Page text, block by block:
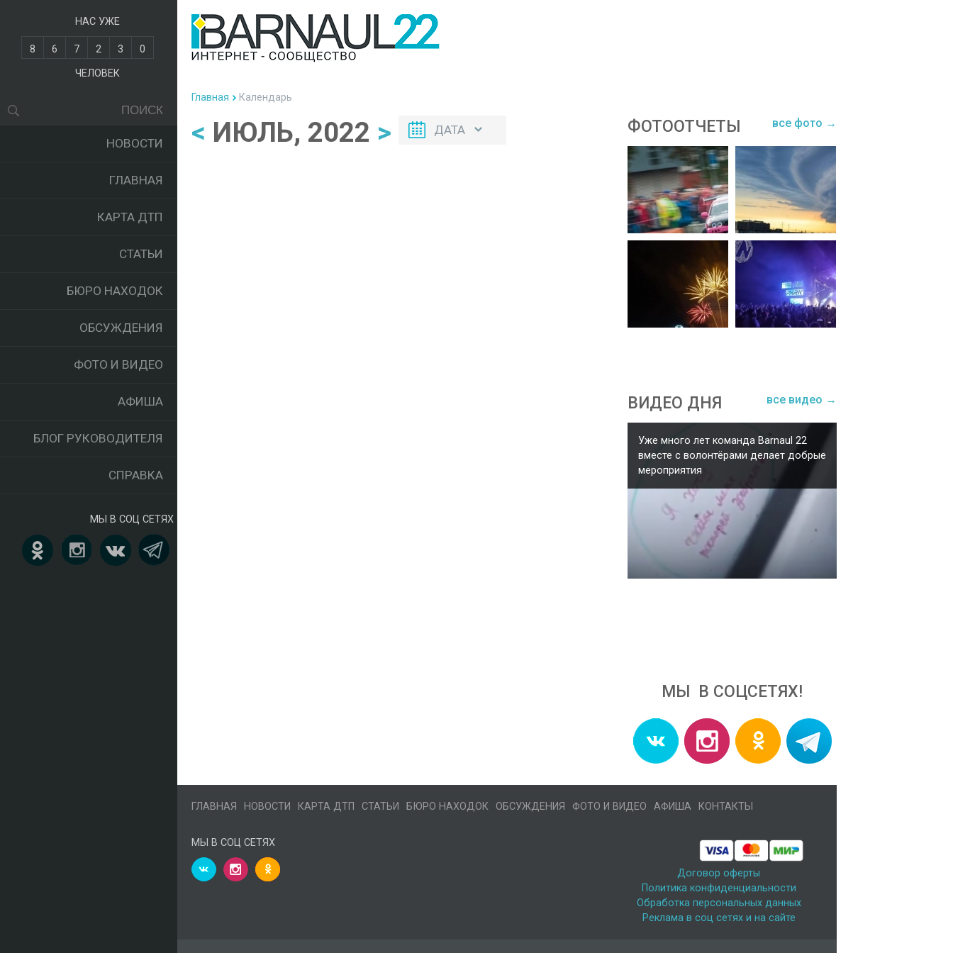
НАС УЖЕ
8 6 7 2 3
0
ЧЕЛОВЕК
НОВОСТИ
ГЛАВНАЯ
КАРТА ДТП
СТАТЬИ
БЮРО НАХОДОК
ОБСУЖДЕНИЯ
ФОТО И ВИДЕО
АФИША
БЛОГ РУКОВОДИТЕЛЯ
СПРАВКА
МЫ В СОЦ СЕТЯХ
Главная Календарь
< ИЮЛЬ, 2022 > ДАТА ФОТООТЧЕТЫ все фото →
ВИДЕО ДНЯ все видео →
Уже много лет команда Barnaul 22
вместе с волонтёрами делает добрые
мероприятия
МЫ В СОЦСЕТЯХ!
ГЛАВНАЯ НОВОСТИ КАРТА ДТП СТАТЬИ БЮРО НАХОДОК ОБСУЖДЕНИЯ ФОТО И ВИДЕО АФИША КОНТАКТЫ
МЫ В СОЦ СЕТЯХ
Договор оферты
Политика конфиденциальности
Обработка персональных данных
Реклама в соц сетях и на сайте